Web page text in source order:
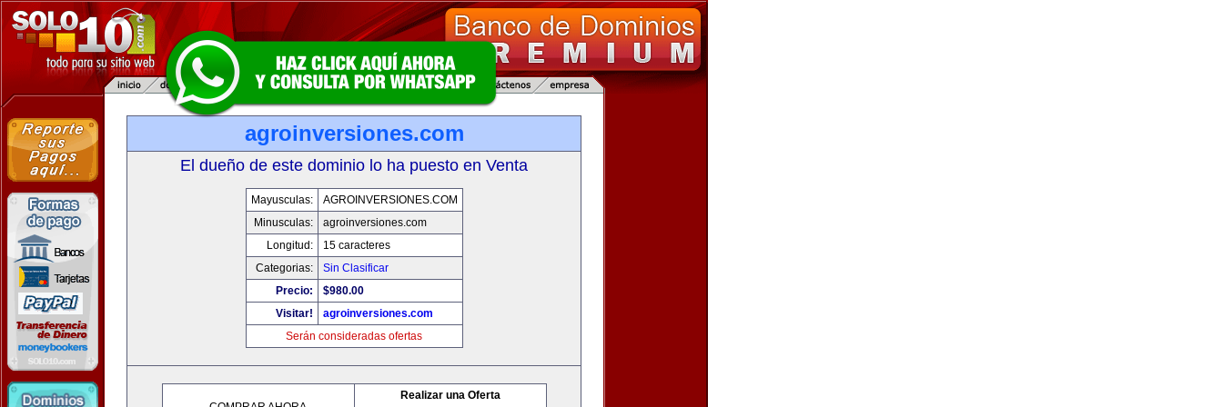
agroinversiones.com
El dueño de este dominio lo ha puesto en Venta
Mayusculas:
AGROINVERSIONES.COM
Minusculas:
agroinversiones.com
Longitud:
15 caracteres
Categorias:
Sin Clasificar
Precio:
$980.00
Visitar!
agroinversiones.com
Serán consideradas ofertas
Realizar una Oferta